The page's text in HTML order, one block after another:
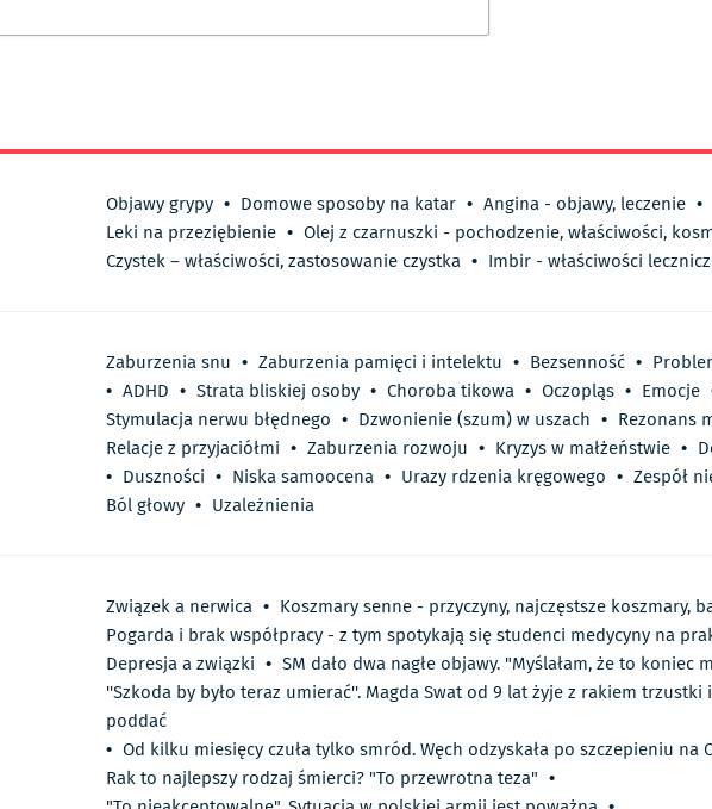
Objawy grypy • Domowe sposoby na katar • Angina - objawy, leczenie •
Leki na przeziębienie • Olej z czarnuszki - pochodzenie, właściwości,
Czystek – właściwości, zastosowanie czystka • Imbir - właściwości
Zaburzenia snu • Zaburzenia pamięci i intelektu • Bezsenność •
• ADHD • Strata bliskiej osoby • Choroba tikowa • Oczopląs • Emocje
Stymulacja nerwu błędnego • Dzwonienie (szum) w uszach • Rezonans
Relacje z przyjaciółmi • Zaburzenia rozwoju • Kryzys w małżeństwie •
• Duszności • Niska samoocena • Urazy rdzenia kręgowego • Zespół
Ból głowy • Uzależnienia
Związek a nerwica • Koszmary senne - przyczyny, najczęstsze koszmary,
Pogarda i brak współpracy - z tym spotykają się studenci medycyny na
Depresja a związki • SM dało dwa nagłe objawy. "Myślałam, że to koniec
''Szkoda by było teraz umierać''. Magda Swat od 9 lat żyje z rakiem trzustki
poddać
• Od kilku miesięcy czuła tylko smród. Węch odzyskała po szczepieniu na
Rak to najlepszy rodzaj śmierci? "To przewrotna teza" •